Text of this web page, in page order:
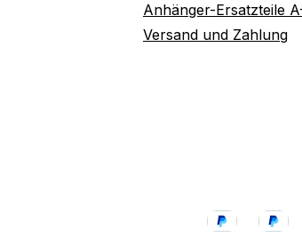
Anhänger-Ersatzteile
Versand und Zahlung